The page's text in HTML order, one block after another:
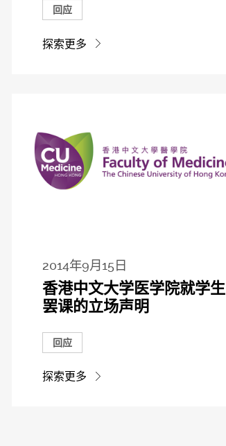
回应
探索更多
2014年9月15日
香港中文大学医学院就学生
罢课的立场声明
回应
探索更多